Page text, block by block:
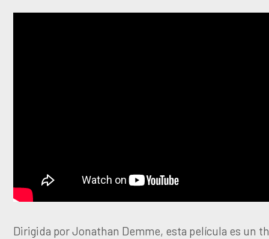
Dirigida por Jonathan Demme, esta película es un